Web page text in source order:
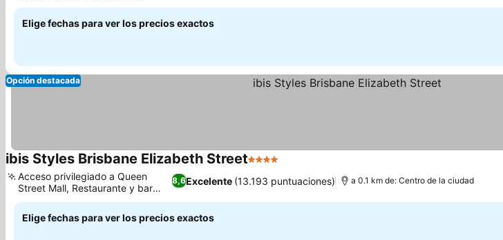
Elige fechas para ver los precios exactos
Opción destacada
ibis Styles Brisbane Elizabeth Street4 Estrellas
8,6Excelente (13.193 puntuaciones)
Acceso privilegiado a Queen
Street Mall, Restaurante y bar
The Social
a 0.1 km de: Centro de la ciudad
Elige fechas para ver los precios exactos